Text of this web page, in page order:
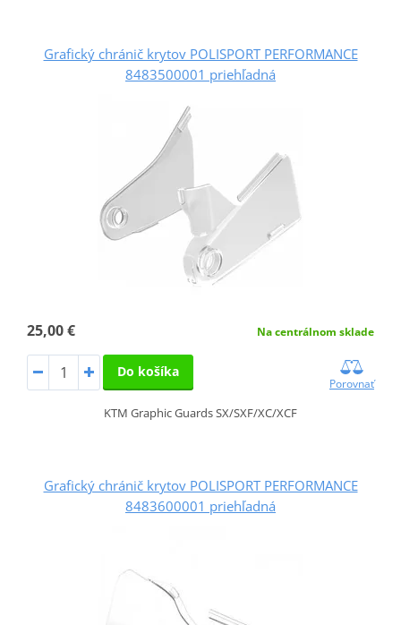
Grafický chránič krytov POLISPORT PERFORMANCE
8483500001 priehľadná
25,00 € Na centrálnom sklade
Do košíka
Porovnať
KTM Graphic Guards SX/SXF/XC/XCF
Grafický chránič krytov POLISPORT PERFORMANCE
8483600001 priehľadná